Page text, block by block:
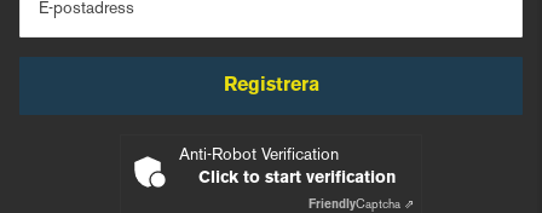
E-postadress
Registrera
Anti-Robot Verification
Click to start verification
FriendlyCaptcha ⇗